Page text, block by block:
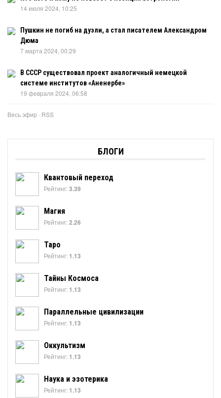
14 июля 2024, 10:25
Пушкин не погиб на дуэли, а стал писателем Александром
Дюма
7 марта 2024, 00:29
В СССР существовал проект аналогичный немецкой
системе институтов «Аненербе»
19 февраля 2024, 06:58
Весь эфир · RSS
БЛОГИ
Квантовый переход
Рейтинг:3.39
Магия
Рейтинг:2.26
Таро
Рейтинг: 1.13
Тайны Космоса
Рейтинг: 1.13
Параллельные цивилизации
Рейтинг: 1.13
Оккультизм
Рейтинг: 1.13
Наука и эзотерика
Рейтинг: 1.13